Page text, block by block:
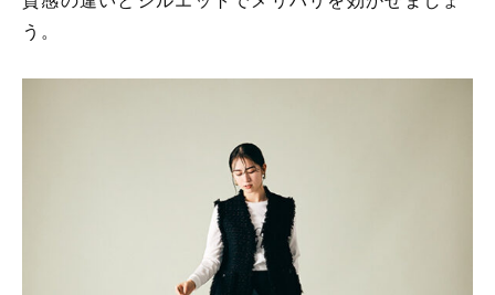
う。